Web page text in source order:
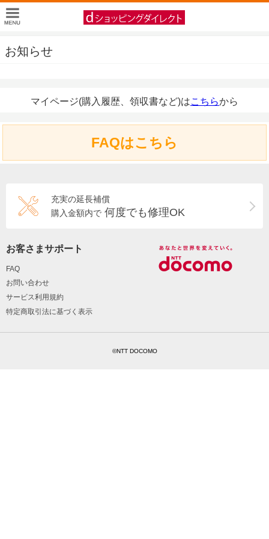
お知らせ
マイページ(購入履歴、領収書など)はこちらから
FAQはこちら
充実の延長補償
購入金額内で 何度でも修理OK
お客さまサポート
FAQ
お問い合わせ
サービス利用規約
特定商取引法に基づく表示
©NTT DOCOMO